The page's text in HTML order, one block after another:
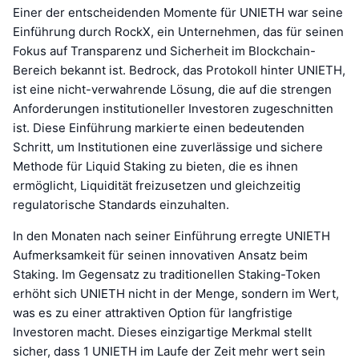
Einer der entscheidenden Momente für UNIETH war seine
Einführung durch RockX, ein Unternehmen, das für seinen
Fokus auf Transparenz und Sicherheit im Blockchain-
Bereich bekannt ist. Bedrock, das Protokoll hinter UNIETH,
ist eine nicht-verwahrende Lösung, die auf die strengen
Anforderungen institutioneller Investoren zugeschnitten
ist. Diese Einführung markierte einen bedeutenden
Schritt, um Institutionen eine zuverlässige und sichere
Methode für Liquid Staking zu bieten, die es ihnen
ermöglicht, Liquidität freizusetzen und gleichzeitig
regulatorische Standards einzuhalten.
In den Monaten nach seiner Einführung erregte UNIETH
Aufmerksamkeit für seinen innovativen Ansatz beim
Staking. Im Gegensatz zu traditionellen Staking-Token
erhöht sich UNIETH nicht in der Menge, sondern im Wert,
was es zu einer attraktiven Option für langfristige
Investoren macht. Dieses einzigartige Merkmal stellt
sicher, dass 1 UNIETH im Laufe der Zeit mehr wert sein